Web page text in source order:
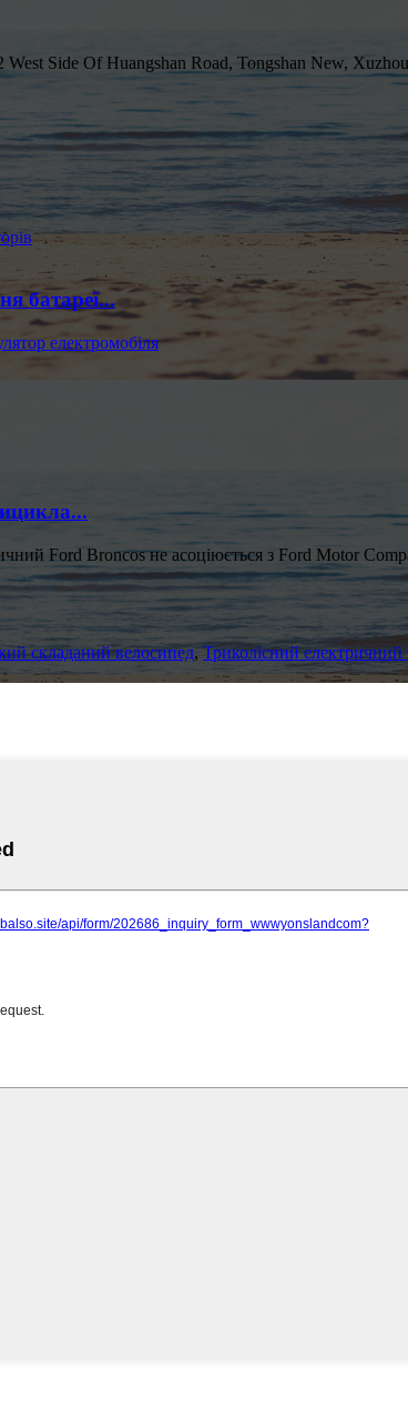
Side Of Huangshan Road, Tongshan New,
батареї...
Ford Broncos не асоціюється з Ford Motor
складаний велосипед,Триколісний електричний